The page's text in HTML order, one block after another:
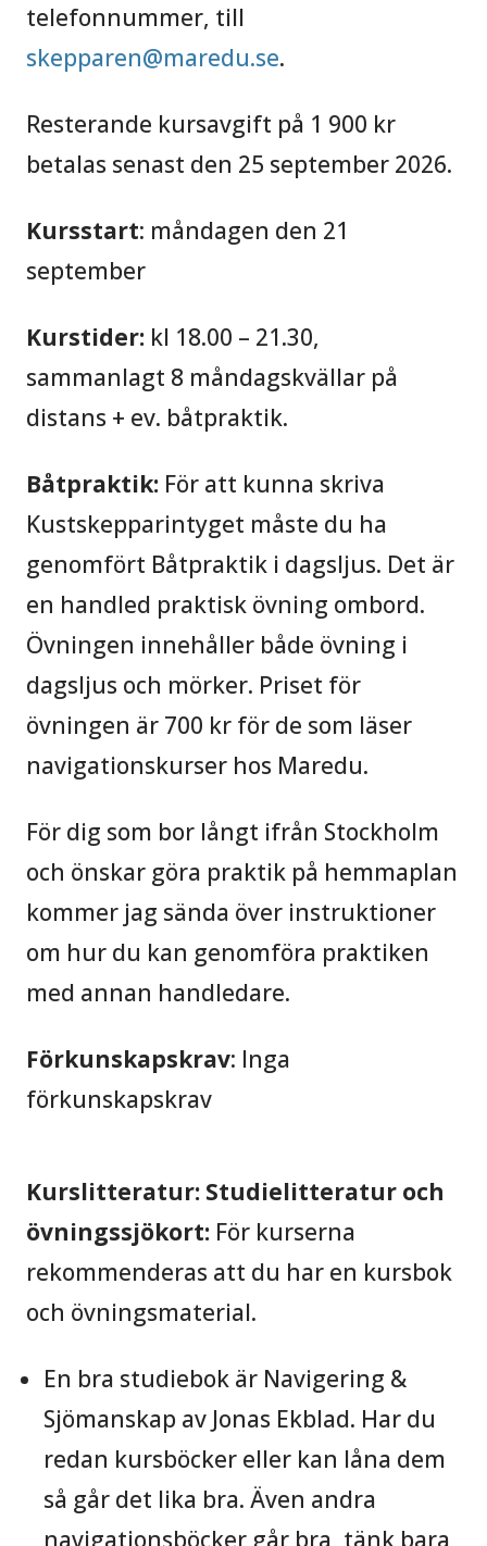
telefonnummer, till
skepparen@maredu.se.
Resterande kursavgift på 1 900 kr
betalas senast den 25 september 2026.
Kursstart: måndagen den 21
september
Kurstider: kl 18.00 – 21.30,
sammanlagt 8 måndagskvällar på
distans + ev. båtpraktik.
Båtpraktik: För att kunna skriva
Kustskepparintyget måste du ha
genomfört Båtpraktik i dagsljus. Det är
en handled praktisk övning ombord.
Övningen innehåller både övning i
dagsljus och mörker. Priset för
övningen är 700 kr för de som läser
navigationskurser hos Maredu.
För dig som bor långt ifrån Stockholm
och önskar göra praktik på hemmaplan
kommer jag sända över instruktioner
om hur du kan genomföra praktiken
med annan handledare.
Förkunskapskrav: Inga
förkunskapskrav
Kurslitteratur: Studielitteratur och
övningssjökort: För kurserna
rekommenderas att du har en kursbok
och övningsmaterial.
En bra studiebok är Navigering &
Sjömanskap av Jonas Ekblad. Har du
redan kursböcker eller kan låna dem
så går det lika bra. Även andra
navigationsböcker går bra, tänk bara